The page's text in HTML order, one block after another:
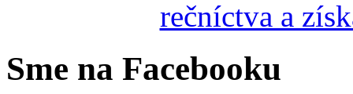
Sme na Facebooku